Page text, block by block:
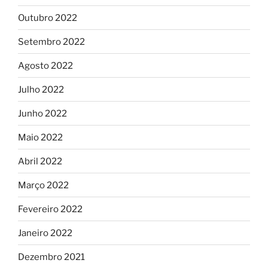
Outubro 2022
Setembro 2022
Agosto 2022
Julho 2022
Junho 2022
Maio 2022
Abril 2022
Março 2022
Fevereiro 2022
Janeiro 2022
Dezembro 2021